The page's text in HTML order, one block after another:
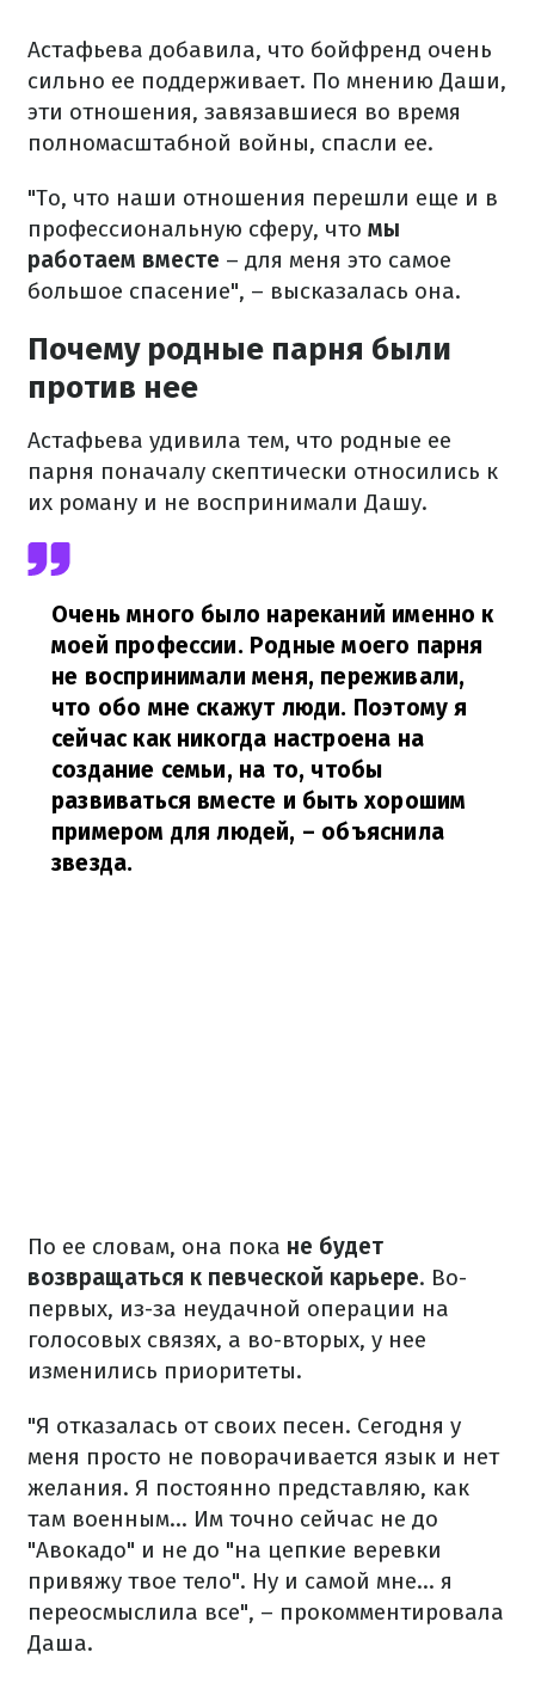
Астафьева добавила, что бойфренд очень
сильно ее поддерживает. По мнению Даши,
эти отношения, завязавшиеся во время
полномасштабной войны, спасли ее.
"То, что наши отношения перешли еще и в
профессиональную сферу, что мы
работаем вместе – для меня это самое
большое спасение", – высказалась она.
Почему родные парня были
против нее
Астафьева удивила тем, что родные ее
парня поначалу скептически относились к
их роману и не воспринимали Дашу.
Очень много было нареканий именно к
моей профессии. Родные моего парня
не воспринимали меня, переживали,
что обо мне скажут люди. Поэтому я
сейчас как никогда настроена на
создание семьи, на то, чтобы
развиваться вместе и быть хорошим
примером для людей, – объяснила
звезда.
По ее словам, она пока не будет
возвращаться к певческой карьере. Во-
первых, из-за неудачной операции на
голосовых связях, а во-вторых, у нее
изменились приоритеты.
"Я отказалась от своих песен. Сегодня у
меня просто не поворачивается язык и нет
желания. Я постоянно представляю, как
там военным… Им точно сейчас не до
"Авокадо" и не до "на цепкие веревки
привяжу твое тело". Ну и самой мне… я
переосмыслила все", – прокомментировала
Даша.